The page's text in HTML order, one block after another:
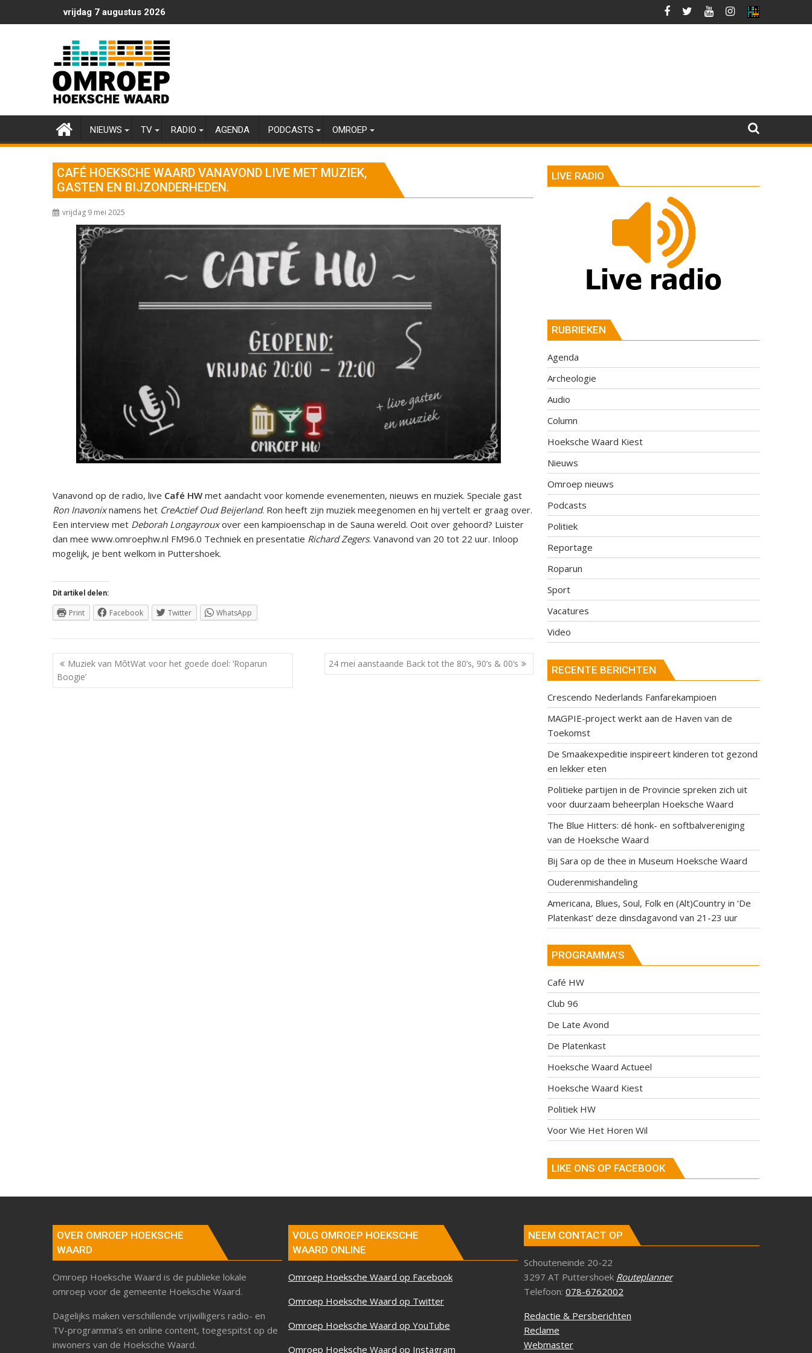
naar
vrijdag 7 augustus 2026
NIEUWS TV RADIO AGENDA PODCASTS OMROEP
CAFÉ HOEKSCHE WAARD VANAVOND LIVE MET MUZIEK,
GASTEN EN BIJZONDERHEDEN.
vrijdag 9 mei 2025
Vanavond op de radio, live Café HW met aandacht voor komende evenementen, nieuws en muziek. Speciale gast
Ron Inavonixnamens het CreActief Oud Beijerland. Ron heeft zijn muziek meegenomen en hij vertelt er graag over.
Een interview met Deborah Longayrouxover een kampioenschap in de Sauna wereld. Ooit over gehoord? Luister
dan mee www.omroephw.nl FM96.0 Techniek en presentatie Richard Zegers. Vanavond van 20 tot 22 uur. Inloop
mogelijk, je bent welkom in Puttershoek.
Dit artikel delen:
Print Facebook Twitter WhatsApp
Berichtnavigatie
Muziek van MôtWat voor het goede doel: ‘Roparun
Boogie’
24 mei aanstaande Back tot the 80’s, 90’s & 00’s
LIVE RADIO
RUBRIEKEN
Agenda
Archeologie
Audio
Column
Hoeksche Waard Kiest
Nieuws
Omroep nieuws
Podcasts
Politiek
Reportage
Roparun
Sport
Vacatures
Video
RECENTE BERICHTEN
Crescendo Nederlands Fanfarekampioen
MAGPIE-project werkt aan de Haven van de
Toekomst
De Smaakexpeditie inspireert kinderen tot gezond
en lekker eten
Politieke partijen in de Provincie spreken zich uit
voor duurzaam beheerplan Hoeksche Waard
The Blue Hitters: dé honk- en softbalvereniging
van de Hoeksche Waard
Bij Sara op de thee in Museum Hoeksche Waard
Ouderenmishandeling
Americana, Blues, Soul, Folk en (Alt)Country in ‘De
Platenkast’ deze dinsdagavond van 21-23 uur
PROGRAMMA’S
Café HW
Club 96
De Late Avond
De Platenkast
Hoeksche Waard Actueel
Hoeksche Waard Kiest
Politiek HW
Voor Wie Het Horen Wil
LIKE ONS OP FACEBOOK
OVER OMROEP HOEKSCHE
WAARD
Omroep Hoeksche Waard is de publieke lokale
omroep voor de gemeente Hoeksche Waard.
Dagelijks maken verschillende vrijwilligers radio- en
TV-programma’s en online content, toegespitst op de
inwoners van de Hoeksche Waard.
VOLG OMROEP HOEKSCHE
WAARD ONLINE
Omroep Hoeksche Waard op Facebook
Omroep Hoeksche Waard op Twitter
Omroep Hoeksche Waard op YouTube
Omroep Hoeksche Waard op Instagram
NEEM CONTACT OP
Schouteneinde 20-22
3297 AT Puttershoek Routeplanner
Telefoon: 078-6762002
Redactie & Persberichten
Reclame
Webmaster